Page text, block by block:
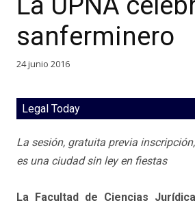
sanferminero
24 junio 2016
Legal Today
La sesión, gratuita previa
es una ciudad sin ley en fiestas
La Facultad de Ciencias